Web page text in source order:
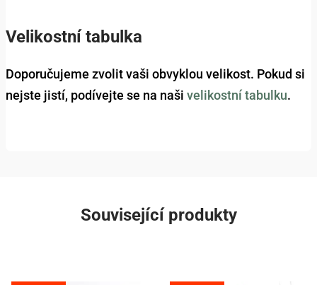
Velikostní tabulka
Doporučujeme zvolit vaši obvyklou velikost. Pokud si
nejste jistí, podívejte se na naši velikostní tabulku.
Související produkty